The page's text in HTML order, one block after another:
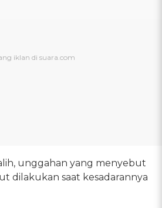
unggahan yang menyebut
dilakukan saat kesadarannya